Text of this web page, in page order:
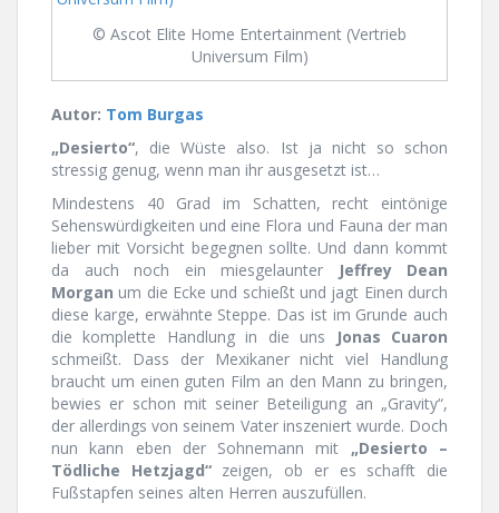
© Ascot Elite Home Entertainment (Vertrieb
Universum Film)
Autor: Tom Burgas
„Desierto“, die Wüste also. Ist ja nicht so schon
stressig genug, wenn man ihr ausgesetzt ist…
Mindestens 40 Grad im Schatten, recht eintönige
Sehenswürdigkeiten und eine Flora und Fauna der man
lieber mit Vorsicht begegnen sollte. Und dann kommt
da auch noch ein miesgelaunter
Jeffrey Dean
Morgan um die Ecke und schießt und jagt Einen durch
diese karge, erwähnte Steppe. Das ist im Grunde auch
die komplette Handlung in die uns
Jonas Cuaron
schmeißt. Dass der Mexikaner nicht viel Handlung
braucht um einen guten Film an den Mann zu bringen,
bewies er schon mit seiner Beteiligung an „Gravity“,
der allerdings von seinem Vater inszeniert wurde. Doch
nun kann eben der Sohnemann mit „Desierto –
Tödliche Hetzjagd“zeigen, ob er es schafft die
Fußstapfen seines alten Herren auszufüllen.